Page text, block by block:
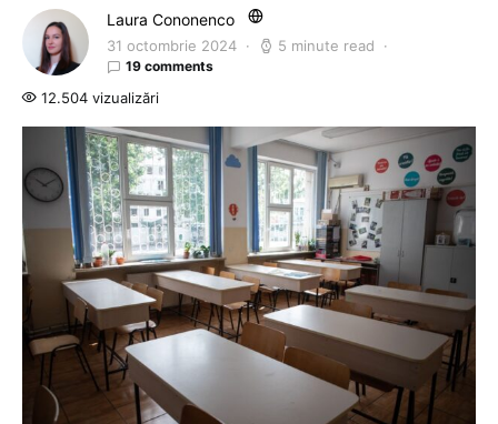
Laura Cononenco
31 octombrie 2024 5 minute read
19 comments
12.504 vizualizări